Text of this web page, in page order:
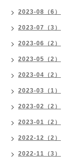
2023-08（6）
2023-07（3）
2023-06（2）
2023-05（2）
2023-04（2）
2023-03（1）
2023-02（2）
2023-01（2）
2022-12（2）
2022-11（3）